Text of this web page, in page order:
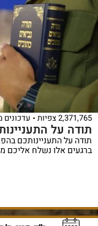
2,371,765 צפיות עדכונים
תודה על
תודה על התעניינותכם
ברגעים אלו נשלח אליכם